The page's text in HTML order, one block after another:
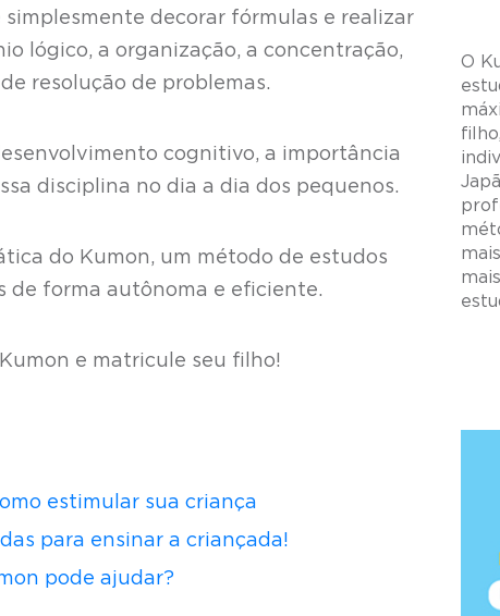
decorar fórmulas e realizar
lógico, a organização, a concentração,
resolução de problemas.
cognitivo, a importância
disciplina no dia a dia dos pequenos.
do Kumon, um método de estudos
de forma autônoma e eficiente.
e matricule seu filho!
estimular sua criança
para ensinar a criançada!
pode ajudar?
O